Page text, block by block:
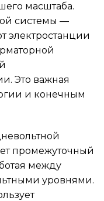
масштаба.
системы —
электростанции
Это важная
и конечным
промежуточный
между
уровнями.